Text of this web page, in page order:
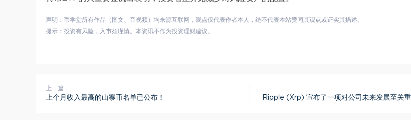
声明：币学堂所有作品（图文、音视频）均来源互联网，观点仅代表作者本人，绝不代表本站赞同其观点或证实其描述。
提示：投资有风险，入市须谨慎。本资讯不作为投资理财建议。
上一篇
上个月收入最高的山寨币名单已公布！ Ripple (Xrp) 宣布了一项对公司未来发展至关重